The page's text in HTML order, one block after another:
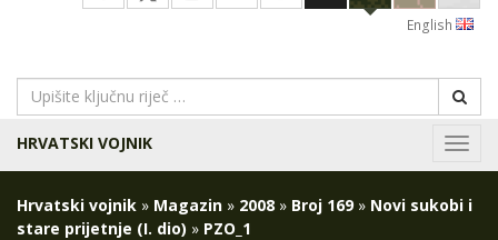
English
HRVATSKI VOJNIK
Hrvatski vojnik » Magazin » 2008 » Broj 169» Novi sukobi i
stare prijetnje (I. dio) » PZO_1